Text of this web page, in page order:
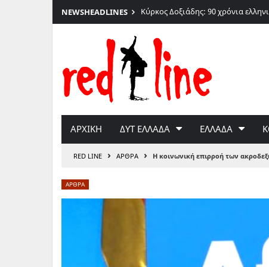
Μετάβαση
στο
περιεχόμενο
NEWSHEADLINES Κύρκος Δοξιάδης: 90 χρόνια
ΑΡΧΙΚΗ ΔΥΤ ΕΛΛΑΔΑ ΕΛΛΑΔΑ
RED LINE › ΑΡΘΡΑ › Η κοινωνική επιρροή των
ΑΡΘΡΑ